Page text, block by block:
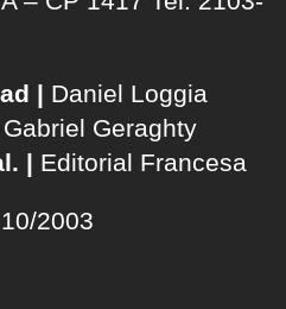
| Daniel Loggia
Gabriel Geraghty
| Editorial Francesa
2003